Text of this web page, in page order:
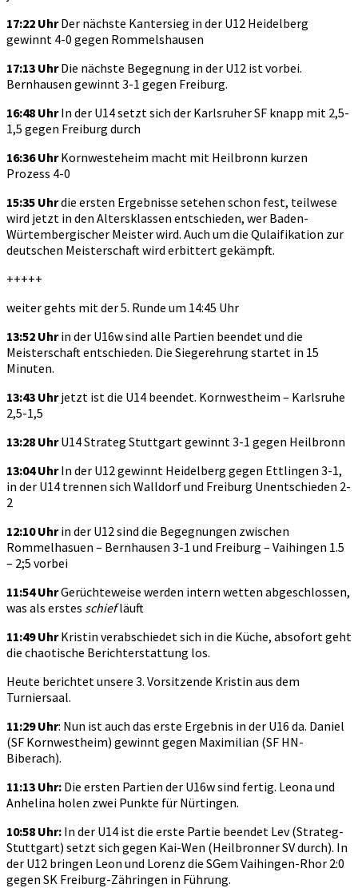
17:22 UhrDer nächste Kantersieg in der U12 Heidelberg
gewinnt 4-0 gegen Rommelshausen
17:13 UhrDie nächste Begegnung in der U12 ist vorbei.
Bernhausen gewinnt 3-1 gegen Freiburg.
16:48 UhrIn der U14 setzt sich der Karlsruher SF knapp mit 2,5-
1,5 gegen Freiburg durch
16:36 UhrKornwesteheim macht mit Heilbronn kurzen
Prozess 4-0
15:35 Uhrdie ersten Ergebnisse setehen schon fest, teilwese
wird jetzt in den Altersklassen entschieden, wer Baden-
Würtembergischer Meister wird. Auch um die Qulaifikation zur
deutschen Meisterschaft wird erbittert gekämpft.
+++++
weiter gehts mit der 5. Runde um 14:45 Uhr
13:52 Uhrin der U16w sind alle Partien beendet und die
Meisterschaft entschieden. Die Siegerehrung startet in 15
Minuten.
13:43 Uhrjetzt ist die U14 beendet. Kornwestheim – Karlsruhe
2,5-1,5
13:28 UhrU14 Strateg Stuttgart gewinnt 3-1 gegen Heilbronn
13:04 UhrIn der U12 gewinnt Heidelberg gegen Ettlingen 3-1,
in der U14 trennen sich Walldorf und Freiburg Unentschieden 2-
2
12:10 Uhrin der U12 sind die Begegnungen zwischen
Rommelhasuen – Bernhausen 3-1 und Freiburg – Vaihingen 1.5
– 2;5 vorbei
11:54 UhrGerüchteweise werden intern wetten abgeschlossen,
was als erstes schiefläuft
11:49 UhrKristin verabschiedet sich in die Küche, absofort geht
die chaotische Berichterstattung los.
Heute berichtet unsere 3. Vorsitzende Kristin aus dem
Turniersaal.
11:29 Uhr: Nun ist auch das erste Ergebnis in der U16 da. Daniel
(SF Kornwestheim) gewinnt gegen Maximilian (SF HN-
Biberach).
11:13 Uhr: Die ersten Partien der U16w sind fertig. Leona und
Anhelina holen zwei Punkte für Nürtingen.
10:58 Uhr: In der U14 ist die erste Partie beendet Lev (Strateg-
Stuttgart) setzt sich gegen Kai-Wen (Heilbronner SV durch). In
der U12 bringen Leon und Lorenz die SGem Vaihingen-Rhor 2:0
gegen SK Freiburg-Zähringen in Führung.